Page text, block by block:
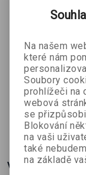
Pancéřoví
granátníci
Matthew
Hughes, Chris
Mann
269 Kč 299 Kč
Více o knize
Na našem
které nám
Soubory
prohlížeči na
webová
se
Blokování
na vaši
také
na základě